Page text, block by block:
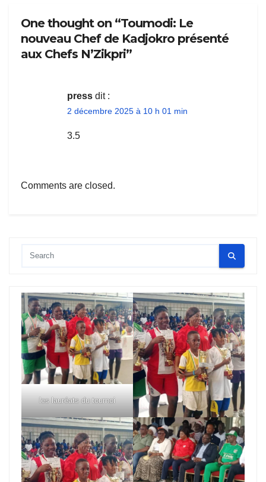
One thought on “Toumodi: Le
nouveau Chef de Kadjokro présenté
aux Chefs N’Zikpri”
press dit :
2 décembre 2025 à 10 h 01 min
3.5
Comments are closed.
les lauréats du tournoi